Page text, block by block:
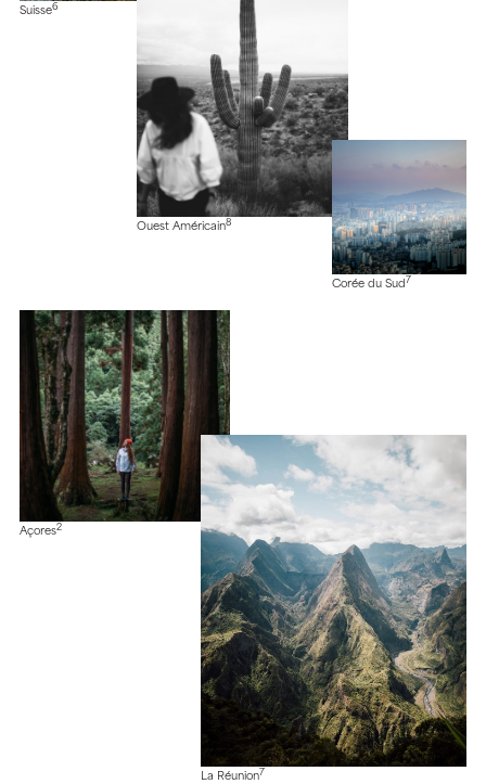
Suisse6
Ouest Américain8
Corée du Sud 7
Açores2
La Réunion7